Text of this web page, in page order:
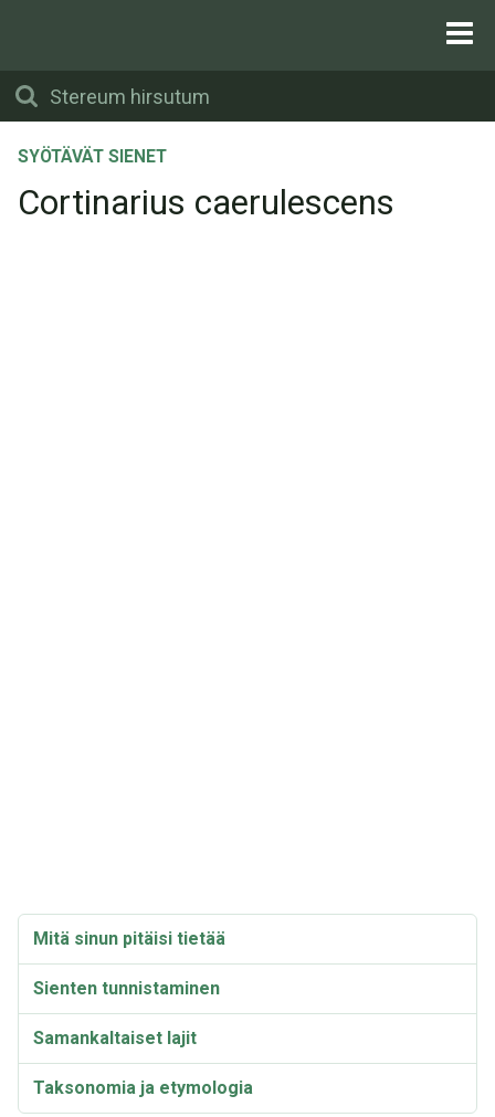
SYÖTÄVÄT SIENET
Cortinarius caerulescens
Mitä sinun pitäisi tietää
Sienten tunnistaminen
Samankaltaiset lajit
Taksonomia ja etymologia